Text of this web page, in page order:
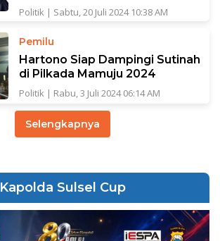
Politik | Sabtu, 20 Juli 2024 10:38 AM
Pemilu
Hartono Siap Dampingi Sutinah
di Pilkada Mamuju 2024
Politik | Rabu, 3 Juli 2024 06:14 AM
Selengkapnya
Kapolda Sulsel Cup